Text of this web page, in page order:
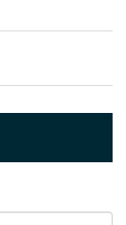
esquecer
nas
“Os adultos
sempre
emocionais